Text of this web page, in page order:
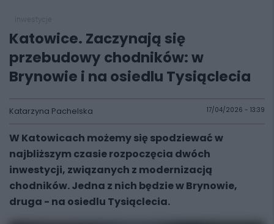
Katowice. Zaczynają się
przebudowy chodników: w
Brynowie i na osiedlu Tysiąclecia
Katarzyna Pachelska 17/04/2026 - 13:39
W Katowicach możemy się spodziewać w
najbliższym czasie rozpoczęcia dwóch
inwestycji, związanych z modernizacją
chodników. Jedna z nich będzie w Brynowie,
druga - na osiedlu Tysiąclecia.